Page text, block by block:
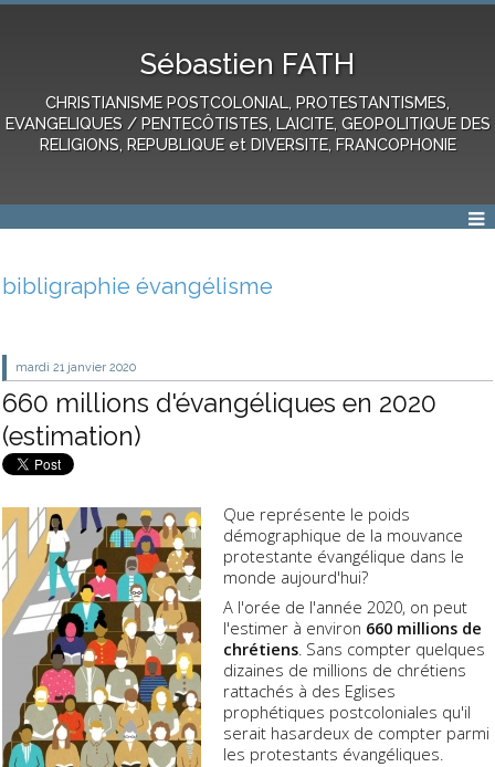
Sébastien FATH
CHRISTIANISME POSTCOLONIAL, PROTESTANTISMES,
EVANGELIQUES / PENTECÔTISTES, LAICITE, GEOPOLITIQUE DES
RELIGIONS, REPUBLIQUE et DIVERSITE, FRANCOPHONIE
bibligraphie évangélisme
mardi 21 janvier 2020
660 millions d'évangéliques en 2020
(estimation)
Que représente le poids
démographique de la mouvance
protestante évangélique dans le
monde aujourd'hui?
A l'orée de l'année 2020, on peut
l'estimer à environ 660 millions de
chrétiens. Sans compter quelques
dizaines de millions de chrétiens
rattachés à des Eglises
prophétiques postcoloniales qu'il
serait hasardeux de compter parmi
les protestants évangéliques.